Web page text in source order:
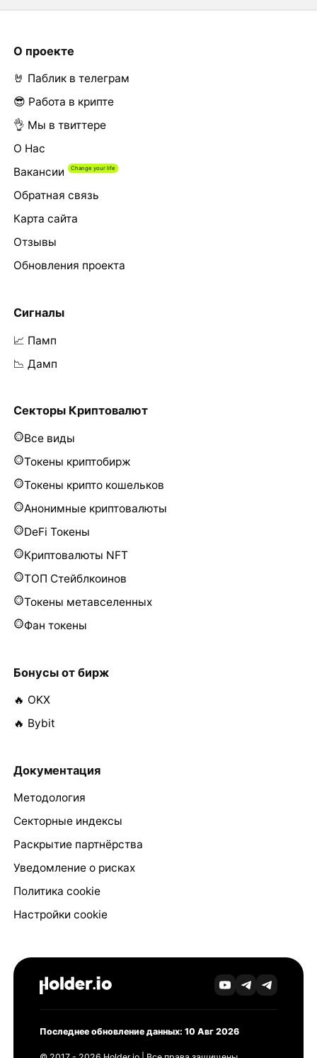
О проекте
🤘 Паблик в телеграм
😎 Работа в крипте
👌 Мы в твиттере
О Нас
Вакансии
Обратная связь
Карта сайта
Отзывы
Обновления проекта
Сигналы
📈 Памп
📉 Дамп
Секторы Криптовалют
Все виды
Токены криптобирж
Токены крипто кошельков
Анонимные криптовалюты
DeFi Токены
Криптовалюты NFT
ТОП Стейблкоинов
Токены метавселенных
Фан токены
Бонусы от бирж
🔥 OKX
🔥 Bybit
Документация
Методология
Секторные индексы
Раскрытие партнёрства
Уведомление о рисках
Политика cookie
Настройки cookie
Последнее обновление данных: 10 Авг 2026